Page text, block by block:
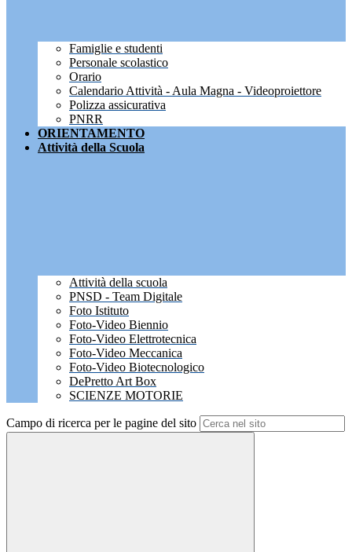
Famiglie e studenti
Personale scolastico
Orario
Calendario Attività - Aula Magna - Videoproiettore
Polizza assicurativa
PNRR
ORIENTAMENTO
Attività della Scuola
Attività della scuola
PNSD - Team Digitale
Foto Istituto
Foto-Video Biennio
Foto-Video Elettrotecnica
Foto-Video Meccanica
Foto-Video Biotecnologico
DePretto Art Box
SCIENZE MOTORIE
Campo di ricerca per le pagine del sito